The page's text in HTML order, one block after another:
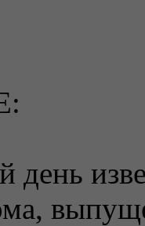
день